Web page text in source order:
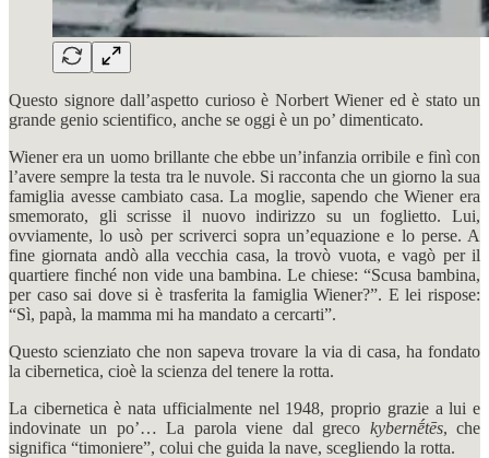
Questo signore dall’aspetto curioso è Norbert Wiener ed è stato un
grande genio scientifico, anche se oggi è un po’ dimenticato.
Wiener era un uomo brillante che ebbe un’infanzia orribile e finì con
l’avere sempre la testa tra le nuvole. Si racconta che un giorno la sua
famiglia avesse cambiato casa. La moglie, sapendo che Wiener era
smemorato, gli scrisse il nuovo indirizzo su un foglietto. Lui,
ovviamente, lo usò per scriverci sopra un’equazione e lo perse. A
fine giornata andò alla vecchia casa, la trovò vuota, e vagò per il
quartiere finché non vide una bambina. Le chiese: “Scusa bambina,
per caso sai dove si è trasferita la famiglia Wiener?”. E lei rispose:
“Sì, papà, la mamma mi ha mandato a cercarti”.
Questo scienziato che non sapeva trovare la via di casa, ha fondato
la cibernetica, cioè la scienza del tenere la rotta.
La cibernetica è nata ufficialmente nel 1948, proprio grazie a lui e
indovinate un po’… La parola viene dal greco kybernḗtēs, che
significa “timoniere”, colui che guida la nave, scegliendo la rotta.